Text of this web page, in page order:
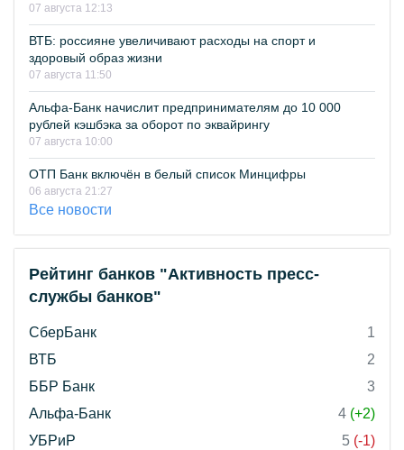
07 августа 12:13
ВТБ: россияне увеличивают расходы на спорт и
здоровый образ жизни
07 августа 11:50
Альфа-Банк начислит предпринимателям до 10 000
рублей кэшбэка за оборот по эквайрингу
07 августа 10:00
ОТП Банк включён в белый список Минцифры
06 августа 21:27
Все новости
Рейтинг банков "Активность пресс-
службы банков"
СберБанк
1
ВТБ
2
ББР Банк
3
Альфа-Банк
4 (+2)
УБРиР
5 (-1)